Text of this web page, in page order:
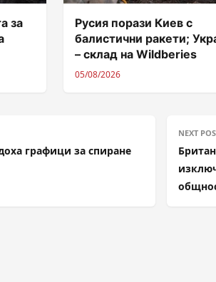
за
Русия порази Киев с
балистични ракети;
– склад на Wildberies
05/08/2026
графици за спиране
NEXT